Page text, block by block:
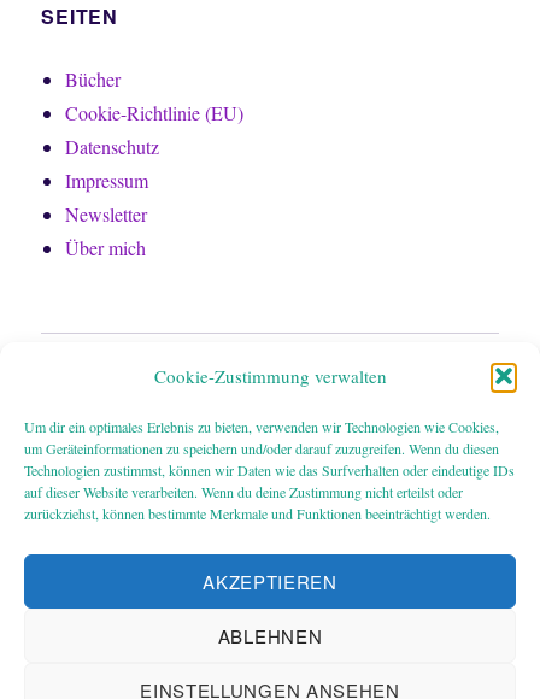
Cookie-Zustimmung verwalten
Um dir ein optimales Erlebnis zu bieten, verwenden wir Technologien wie Cookies,
um Geräteinformationen zu speichern und/oder darauf zuzugreifen. Wenn du diesen
Technologien zustimmst, können wir Daten wie das Surfverhalten oder eindeutige IDs
auf dieser Website verarbeiten. Wenn du deine Zustimmung nicht erteilst oder
zurückziehst, können bestimmte Merkmale und Funktionen beeinträchtigt werden.
AKZEPTIEREN
ABLEHNEN
EINSTELLUNGEN ANSEHEN
SEITEN
Bücher
Cookie-Richtlinie (EU)
Datenschutz
Impressum
Newsletter
Über mich
Bücher
Über mich